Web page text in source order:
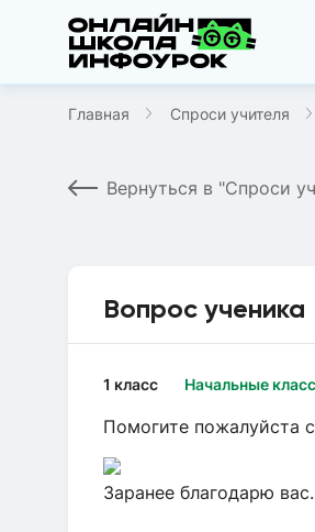
Главная Спроси учителя
Вернуться в "Спроси
Вопрос ученика
Начальные
1 класс
Помогите пожалуйста
Заранее благодарю вас.